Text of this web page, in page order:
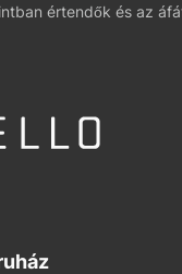
értendők és az